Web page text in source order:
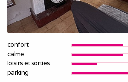
confort
calme
loisirs et sorties
parking